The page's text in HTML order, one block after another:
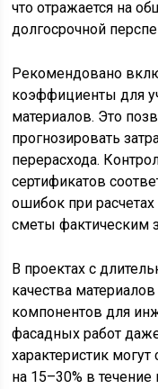
что отражается на
долгосрочной
Рекомендовано
коэффициенты для
материалов. Это
прогнозировать
перерасхода.
сертификатов
ошибок при расчетах
сметы фактическим
В проектах с
качества
компонентов для
фасадных работ
характеристик
на 15–30% в